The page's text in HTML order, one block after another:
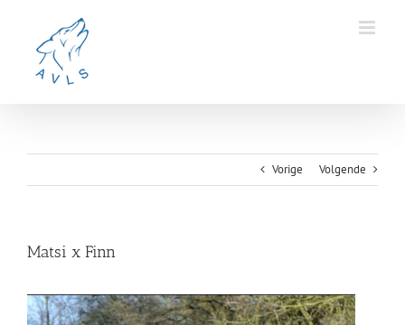
Vorige Volgende
Matsi x Finn